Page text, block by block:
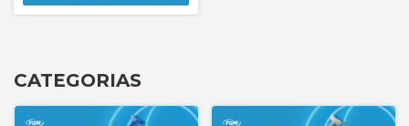
CATEGORIAS